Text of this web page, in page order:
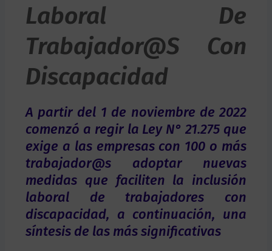
Laboral De
Trabajador@s Con
Discapacidad
A partir del 1 de noviembre de 2022
comenzó a regir la Ley N° 21.275 que
exige a las empresas con 100 o más
trabajador@s adoptar nuevas
medidas que faciliten la inclusión
laboral de trabajadores con
discapacidad, a continuación, una
síntesis de las más significativas